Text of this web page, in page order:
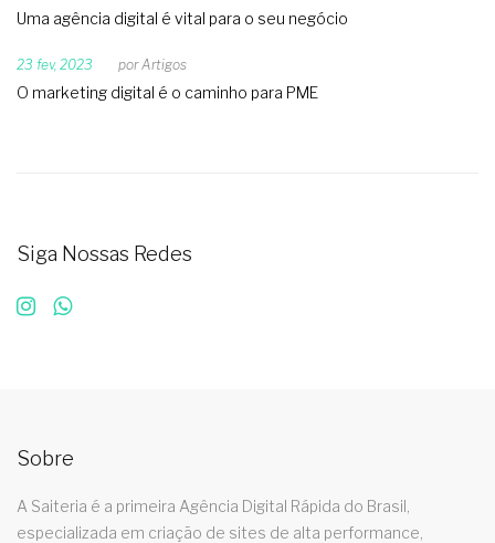
Uma agência digital é vital para o seu negócio
23 fev, 2023 porArtigos
O marketing digital é o caminho para PME
Siga Nossas Redes
Sobre
A Saiteria é a primeira Agência Digital Rápida do Brasil,
especializada em criação de sites de alta performance,